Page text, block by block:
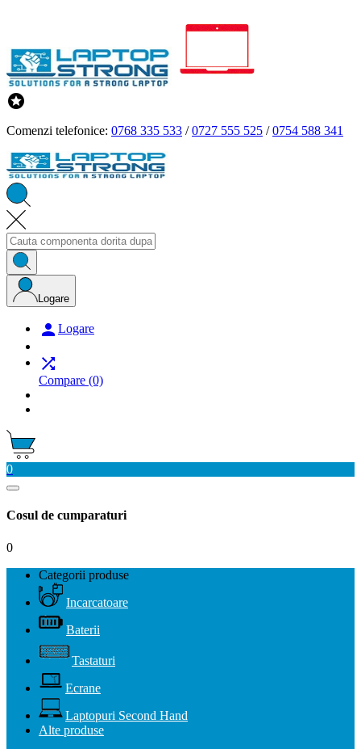

Comenzi telefonice: 0768 335 533 /0727 555 525 /0754 588 341
Logare
 Logare

Compare (0)
0
Cosul de cumparaturi
0
Categorii produse
Incarcatoare
Baterii
Tastaturi
Ecrane
Laptopuri Second Hand
Alte produse